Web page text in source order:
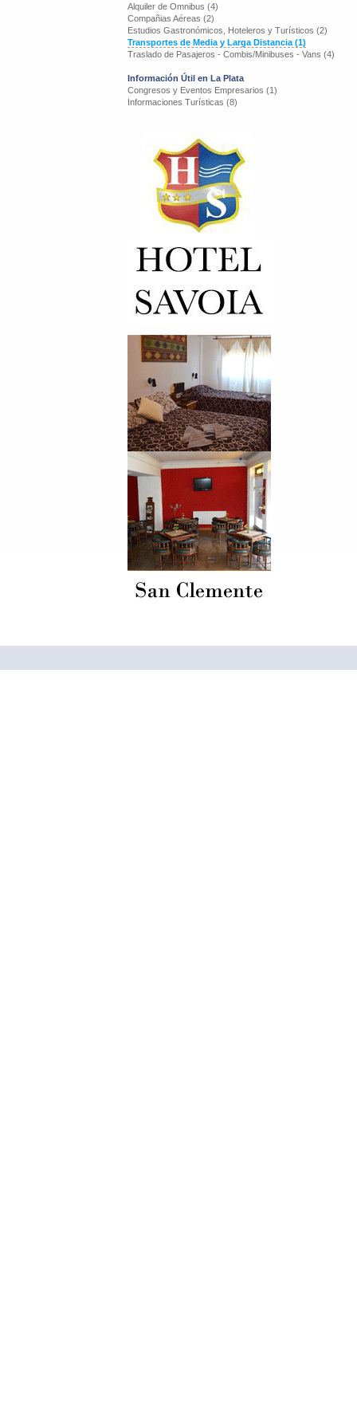
Alquiler de Omnibus (4)
Compañias Aéreas (2)
Estudios Gastronómicos, Hoteleros y Turísticos (2)
Transportes de Media y Larga Distancia (1)
Traslado de Pasajeros - Combis/Minibuses - Vans (4)
Información Útil en La Plata
Congresos y Eventos Empresarios (1)
Informaciones Turísticas (8)